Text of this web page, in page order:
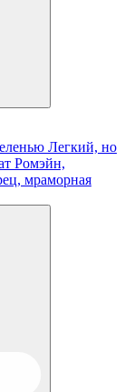
Легкий, но
Ромэйн,
мраморная